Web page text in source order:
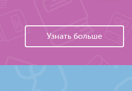
Узнать больше